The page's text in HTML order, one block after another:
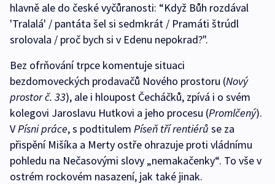
hlavně ale do české vyčůranosti: “Když Bůh rozdával
'Tralalá' / pantáta šel si sedmkrát / Pramáti štrúdl
srolovala / proč bych si v Edenu nepokrad?".
Bez ofrňování trpce komentuje situaci
bezdomoveckých prodavačů Nového prostoru (Nový
prostor č. 33), ale i hloupost Čecháčků, zpívá i o svém
kolegovi Jaroslavu Hutkovi a jeho procesu (Promlčený).
VPísni práce, s podtitulem Píseň tří rentiérů se za
přispění Mišíka a Merty ostře ohrazuje proti vládnímu
pohledu na Nečasovými slovy „nemakačenky“. To vše v
ostrém rockovém nasazení, jak také jinak.